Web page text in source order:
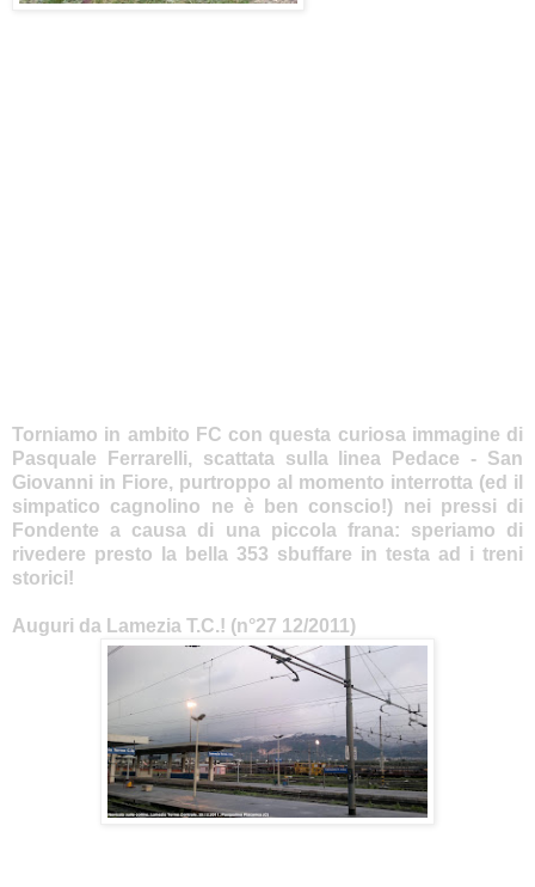
Torniamo in ambito FC con questa curiosa immagine di
Pasquale Ferrarelli, scattata sulla linea Pedace - San
Giovanni in Fiore, purtroppo al momento interrotta (ed il
simpatico cagnolino ne è ben conscio!) nei pressi di
Fondente a causa di una piccola frana: speriamo di
rivedere presto la bella 353 sbuffare in testa ad i treni
storici!
Auguri da Lamezia T.C.! (n°27 12/2011)